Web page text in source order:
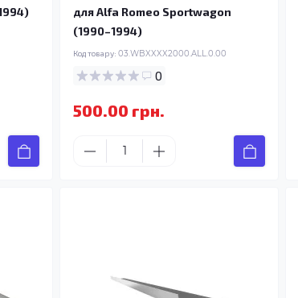
для Alfa Romeo Sportwagon
(1990–1994)
Код товару: 03.WBXXXX2000.ALL.0.00
0
500.00 грн.